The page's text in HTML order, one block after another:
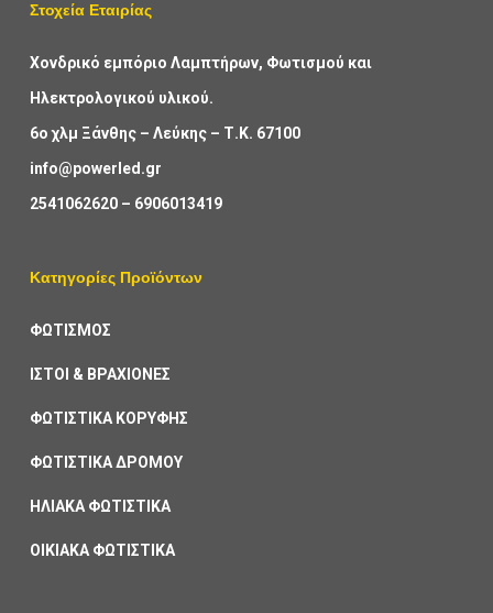
Στοχεία Εταιρίας
Χονδρικό εμπόριο Λαμπτήρων, Φωτισμού και
Ηλεκτρολογικού υλικού.
6ο χλμ Ξάνθης – Λεύκης – Τ.Κ. 67100
info@powerled.gr
2541062620– 6906013419
Κατηγορίες Προϊόντων
ΦΩΤΙΣΜΟΣ
ΙΣΤΟΙ & ΒΡΑΧΙΟΝΕΣ
ΦΩΤΙΣΤΙΚΑ ΚΟΡΥΦΗΣ
ΦΩΤΙΣΤΙΚΑ ΔΡΟΜΟΥ
ΗΛΙΑΚΑ ΦΩΤΙΣΤΙΚΑ
ΟΙΚΙΑΚΑ ΦΩΤΙΣΤΙΚΑ